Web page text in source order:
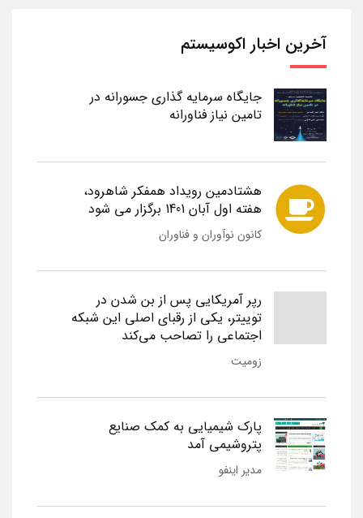
آخرین اخبار اکوسیستم
جایگاه سرمایه گذاری جسورانه در
تامین نیاز فناورانه
هشتادمین رویداد همفکر شاهرود،
هفته اول آبان 1401 برگزار می شود
کانون نوآوران و فناوران
رپر آمریکایی پس از بن شدن در
توییتر، یکی از رقبای اصلی این شبکه
اجتماعی را تصاحب می‌کند
زومیت
پارک شیمیایی به کمک صنایع
پتروشیمی آمد
مدیر اینفو